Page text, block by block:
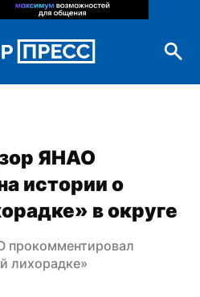
ЯНАО
истории о
в округе
прокомментировал
лихорадке»